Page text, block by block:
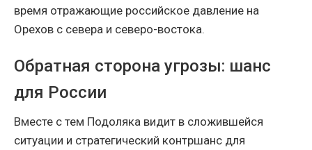
время отражающие российское давление на
Орехов с севера и северо-востока.
Обратная сторона угрозы: шанс
для России
Вместе с тем Подоляка видит в сложившейся
ситуации и стратегический контршанс для